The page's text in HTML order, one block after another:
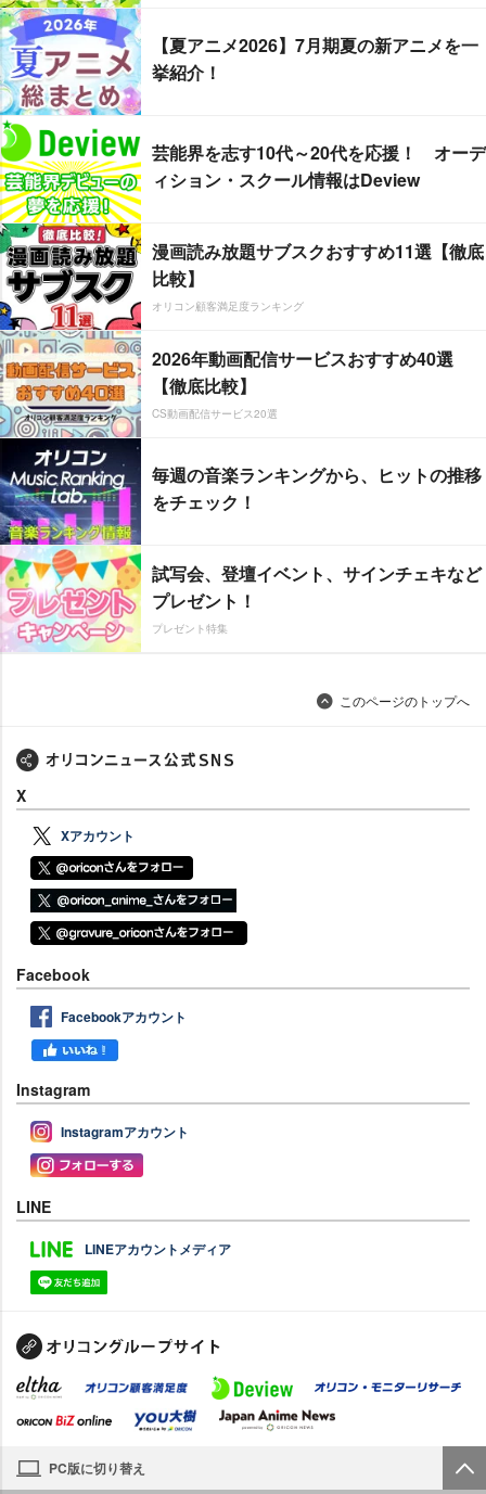
【夏アニメ2026】7月期夏の新アニメを一
挙紹介！
芸能界を志す10代～20代を応援！ オーデ
ィション・スクール情報はDeview
漫画読み放題サブスクおすすめ11選【徹底
比較】
オリコン顧客満足度ランキング
2026年動画配信サービスおすすめ40選
【徹底比較】
CS動画配信サービス20選
毎週の音楽ランキングから、ヒットの推移
をチェック！
試写会、登壇イベント、サインチェキなど
プレゼント！
プレゼント特集
このページのトップへ
X
Xアカウント
Facebook
Facebookアカウント
Instagram
Instagramアカウント
LINE
LINEアカウントメディア
PC版に切り替え